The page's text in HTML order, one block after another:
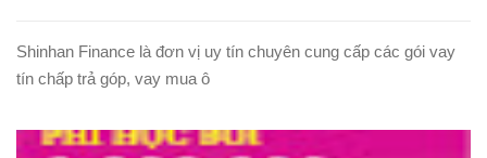
Shinhan Finance là đơn vị uy tín chuyên cung cấp các gói vay
tín chấp trả góp, vay mua ô